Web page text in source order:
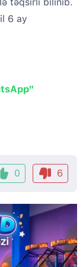
təqsirli bilinib.
6 ay
0 6